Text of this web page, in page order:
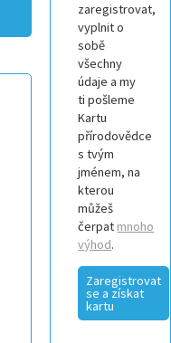
zaregistrovat,
vyplnit o
sobě
všechny
údaje a my
ti pošleme
Kartu
přírodovědce
s tvým
jménem, na
kterou
můžeš
čerpat mnoho
výhod.
Zaregistrovat
se a získat
kartu